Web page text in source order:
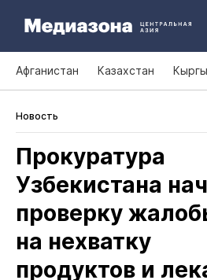
Афганистан Казахстан
Новость
Прокуратура
Узбекистана
проверку
на нехватку
продуктов и